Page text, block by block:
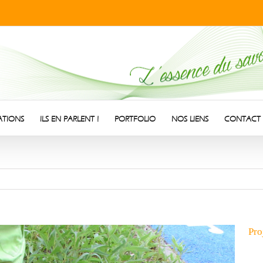
ILS EN PARLENT ! PORTFOLIO NOS LIENS CONTACT